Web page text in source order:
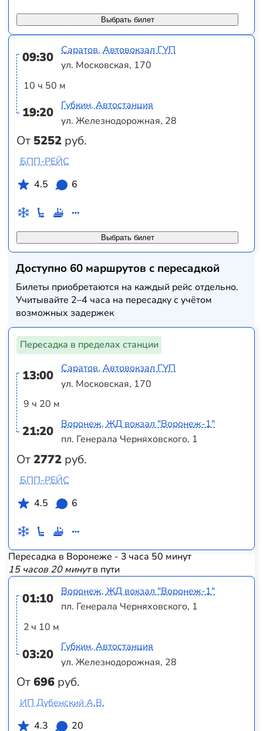
Выбрать билет
09:30
10 ч 50 м
19:20
От 5252 руб.
Саратов, Автовокзал ГУП
ул. Московская, 170
Губкин, Автостанция
ул. Железнодорожная, 28
Выбрать билет
БПП-РЕЙС
4.5
6
Доступно 60 маршрутов с пересадкой
Билеты приобретаются на каждый рейс отдельно.
Учитывайте 2–4 часа на пересадку с учётом
возможных задержек
Пересадка в пределах станции
13:00
9 ч 20 м
21:20
От2772 руб.
Саратов, Автовокзал ГУП
ул. Московская, 170
Воронеж, ЖД вокзал "Воронеж-1"
пл. Генерала Черняховского, 1
БПП-РЕЙС
4.5
6
Пересадка в Воронеже - 3 часа 50 минут
15 часов 20 минутв пути
01:10
2 ч 10 м
03:20
От696 руб.
Воронеж, ЖД вокзал "Воронеж-1"
пл. Генерала Черняховского, 1
Губкин, Автостанция
ул. Железнодорожная, 28
ИП Дубенский А.В.
4.3
20